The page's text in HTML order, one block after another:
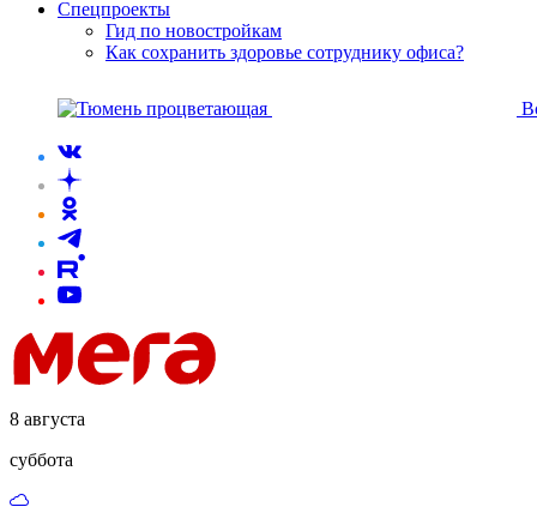
Спецпроекты
Гид по новостройкам
Как сохранить здоровье сотруднику офиса?
8 августа
суббота